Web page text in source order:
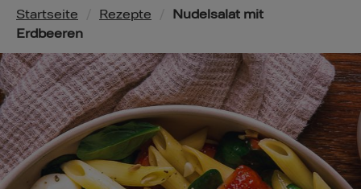
Pfadnavigation
Startseite Rezepte
Nudelsalat mit
Erdbeeren